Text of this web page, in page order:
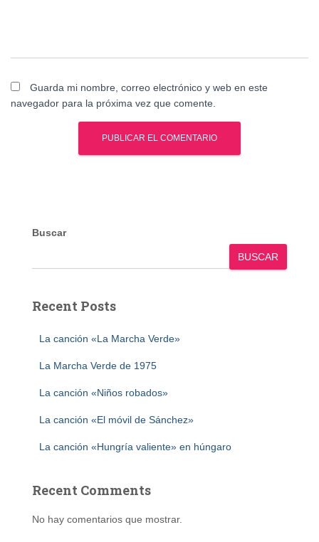
Guarda mi nombre, correo electrónico y web en este
navegador para la próxima vez que comente.
Buscar
BUSCAR
Recent Posts
La canción «La Marcha Verde»
La Marcha Verde de 1975
La canción «Niños robados»
La canción «El móvil de Sánchez»
La canción «Hungría valiente» en húngaro
Recent Comments
No hay comentarios que mostrar.